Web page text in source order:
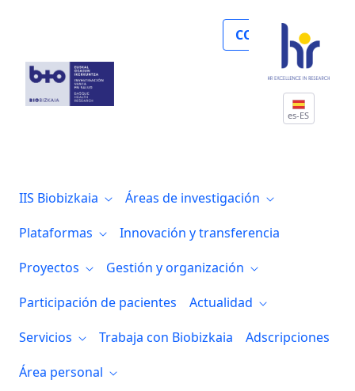
COLABORA
es-ES
IIS Biobizkaia
Áreas de investigación
Plataformas
Innovación y transferencia
Proyectos
Gestión y organización
Participación de pacientes
Actualidad
Servicios
Trabaja con Biobizkaia
Adscripciones
Área personal